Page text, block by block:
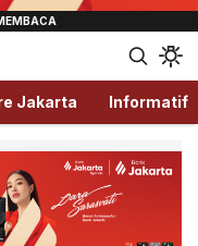
Jakarta Informatif